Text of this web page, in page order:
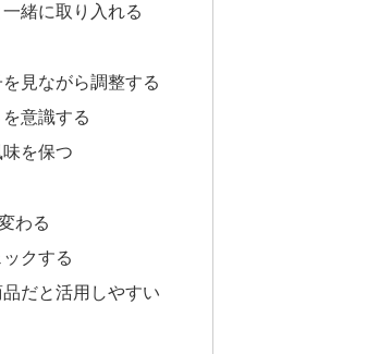
緒に取り入れる
見ながら調整する
意識する
を保つ
わる
クする
だと活用しやすい